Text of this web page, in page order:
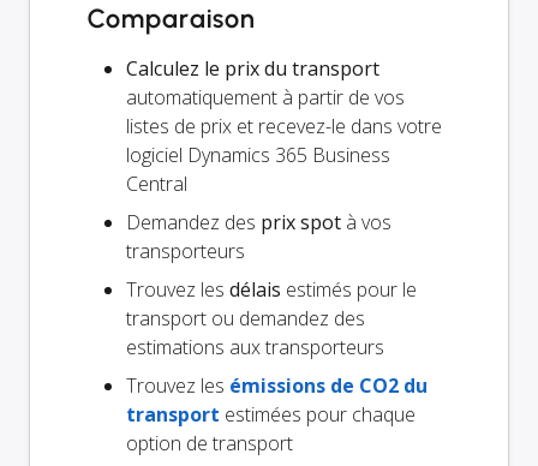
Comparaison
Calculez le prix du transport
automatiquement à partir de vos
listes de prix et recevez-le dans votre
logiciel Dynamics 365 Business
Central
Demandez des prix spot à vos
transporteurs
Trouvez les délais estimés pour le
transport ou demandez des
estimations aux transporteurs
Trouvez les émissions de CO2 du
transport estimées pour chaque
option de transport